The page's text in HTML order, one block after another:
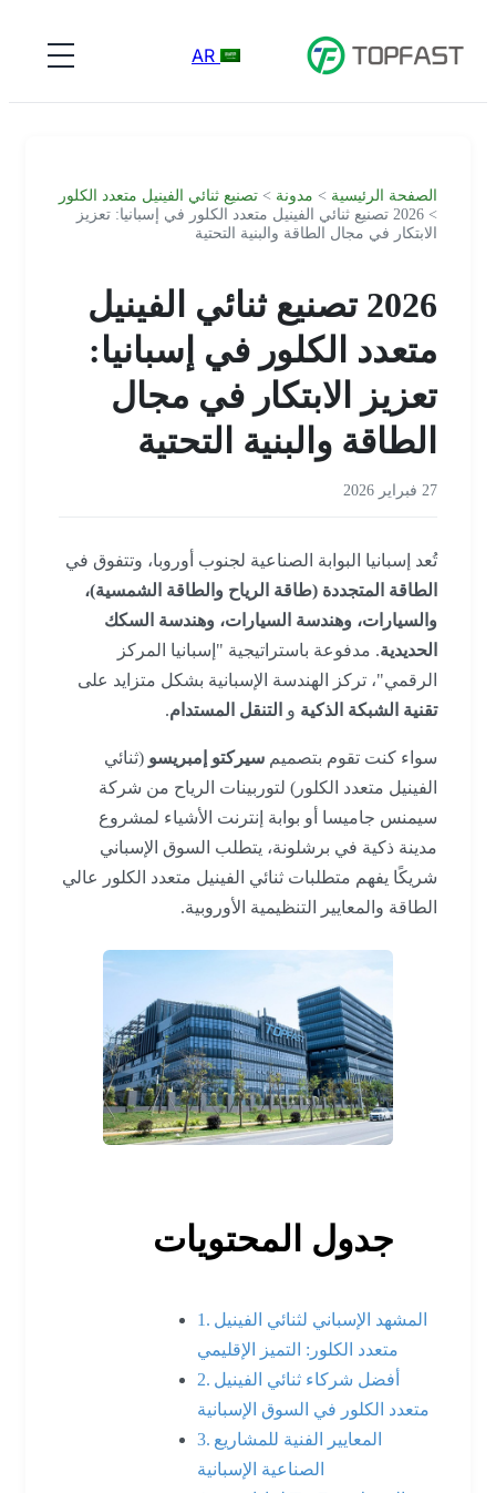
الصفحة الرئيسية>مدونة>تصنيع ثنائي الفينيل متعدد الكلور
> 2026 تصنيع ثنائي الفينيل متعدد الكلور في إسبانيا: تعزيز
الابتكار في مجال الطاقة والبنية التحتية
2026 تصنيع ثنائي الفينيل
متعدد الكلور في إسبانيا:
تعزيز الابتكار في مجال
الطاقة والبنية التحتية
تُعد إسبانيا البوابة الصناعية لجنوب أوروبا، وتتفوق في
الطاقة المتجددة (طاقة الرياح والطاقة الشمسية)،
والسيارات، وهندسة السيارات، وهندسة السكك
الحديدية. مدفوعة باستراتيجية "إسبانيا المركز
الرقمي"، تركز الهندسة الإسبانية بشكل متزايد على
تقنية الشبكة الذكيةوالتنقل المستدام.
سواء كنت تقوم بتصميمسيركتو إمبريسو (ثنائي
الفينيل متعدد الكلور) لتوربينات الرياح من شركة
سيمنس جاميسا أو بوابة إنترنت الأشياء لمشروع
مدينة ذكية في برشلونة، يتطلب السوق الإسباني
شريكًا يفهم متطلبات ثنائي الفينيل متعدد الكلور عالي
الطاقة والمعايير التنظيمية الأوروبية.
جدول المحتويات
المشهد الإسباني لثنائي الفينيل
متعدد الكلور: التميز الإقليمي
أفضل شركاء ثنائي الفينيل
متعدد الكلور في السوق الإسبانية
المعايير الفنية للمشاريع
الصناعية الإسبانية